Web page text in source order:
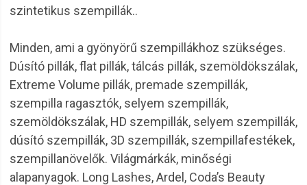
szintetikus szempillák..
Minden, ami a gyönyörű szempillákhoz szükséges.
Dúsító pillák, flat pillák, tálcás pillák, szemöldökszálak,
Extreme Volume pillák, premade szempillák,
szempilla ragasztók, selyem szempillák,
szemöldökszálak, HD szempillák, selyem szempillák,
dúsító szempillák, 3D szempillák, szempillafestékek,
szempillanövelők. Világmárkák, minőségi
alapanyagok. Long Lashes, Ardel, Coda’s Beauty